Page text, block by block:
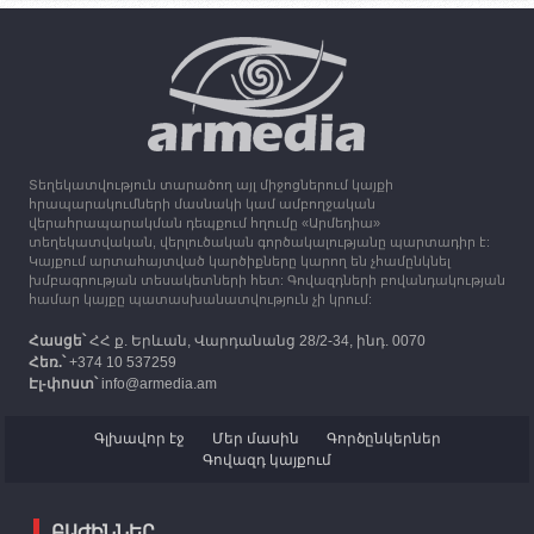
սպասվում է անձրև և ամպրոպ
30.09.2023
Միացյալ Թագավորությունը 1 միլիոն ֆունտ
ստեռլինգ կհատկացնի՝ աջակցելու Լեռնային
Ղարաբաղից բռնի տեղահանվածներին
12:25 30.09.2023
Հայաստան է ժամանել բռնի տեղահանված 100
հազար 417 արցախցի
Տեղեկատվություն տարածող այլ միջոցներում կայքի
հրապարակումների մասնակի կամ ամբողջական
վերահրապարակման դեպքում հղումը «Արմեդիա»
տեղեկատվական, վերլուծական գործակալությանը պարտադիր է:
Կայքում արտահայտված կարծիքները կարող են չհամընկնել
խմբագրության տեսակետների հետ: Գովազդների բովանդակության
համար կայքը պատասխանատվություն չի կրում:
Հասցե՝ՀՀ ք. Երևան, Վարդանանց 28/2-34, ինդ. 0070
Հեռ.՝+374 10 537259
Էլ-փոստ՝info@armedia.am
Գլխավոր էջ Մեր մասին
Գործընկերներ
Գովազդ կայքում